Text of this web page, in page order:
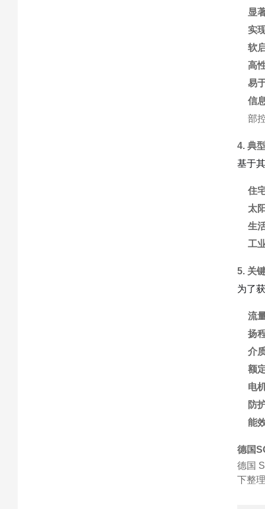
显
实
软
高
易
信
部
4. 典
基于
住
太
生
工
5. 关
为了
流
扬
介
额
电
防
能
德国
德国
下整